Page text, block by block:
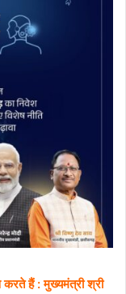
हैं : मुख्यमंत्री श्री